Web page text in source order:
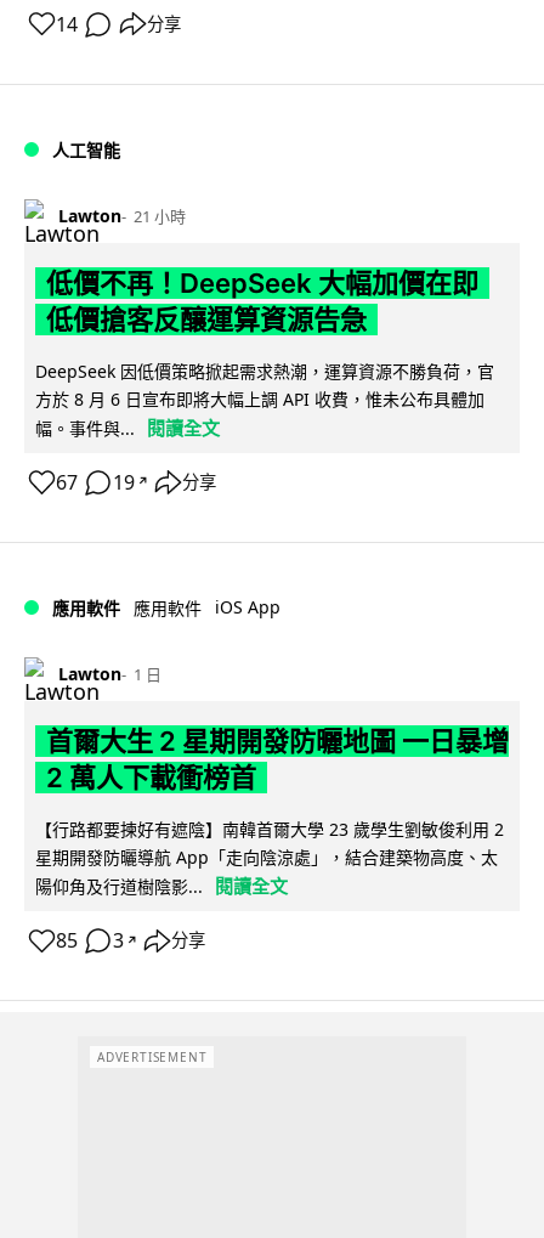
14 分享
人工智能
Lawton 21 小時
低價不再！DeepSeek 大幅加價在即
低價搶客反釀運算資源告急
DeepSeek 因低價策略掀起需求熱潮，運算資源不勝負荷，官
方於 8 月 6 日宣布即將大幅上調 API 收費，惟未公布具體加
幅。事件與...
閱讀全文
67 19 ↗ 分享
應用軟件 應用軟件 iOS App
Lawton 1 日
首爾大生 2 星期開發防曬地圖 一日暴增
2 萬人下載衝榜首
【行路都要揀好有遮陰】南韓首爾大學 23 歲學生劉敏俊利用 2
星期開發防曬導航 App「走向陰涼處」，結合建築物高度、太
陽仰角及行道樹陰影...
閱讀全文
85 3 ↗ 分享
ADVERTISEMENT